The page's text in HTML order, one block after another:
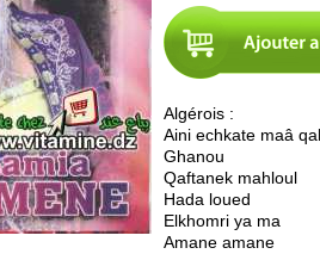
Algérois :
Aini echkate maâ
Ghanou
Qaftanek mahloul
Hada loued
Elkhomri ya ma
Amane amane